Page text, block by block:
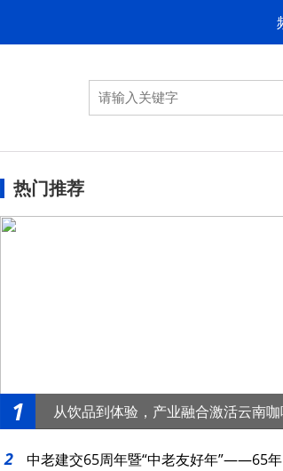
热门推荐
从饮品到体验，产业融合激活云南
1
2 中老建交65周年暨“中老友好年”——65